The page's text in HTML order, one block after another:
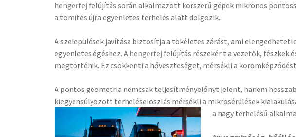
hengerfej felújítás során alkalmazott korszerű gépek mikronos
a tömítés újra egyenletes terhelés alatt dolgozik.
A szelepülések javítása biztosítja a tökéletes zárást, ami
egyenletes égéshez. A hengerfej felújítás részeként a vezetők, fészkek
megtörténik. Ez csökkenti a hőveszteséget, mérsékli a
A pontos geometria nemcsak teljesítményelőnyt jelent, hanem
kiegyensúlyozott terheléseloszlás mérsékli a mikrosérülések
a nagy terhelésű